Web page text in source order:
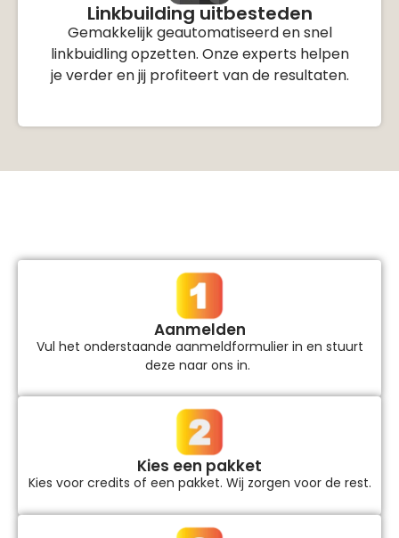
Linkbuilding uitbesteden
Gemakkelijk geautomatiseerd en snel
linkbuidling opzetten. Onze experts helpen
je verder en jij profiteert van de resultaten.
Aanmelden
Vul het onderstaande aanmeldformulier in en stuurt
deze naar ons in.
Kies een pakket
Kies voor credits of een pakket. Wij zorgen voor de rest.